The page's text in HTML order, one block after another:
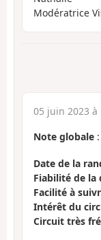
Modératrice
05 juin 2023 à
Note globale :
Date de la
Fiabilité de la
Facilité à
Intérêt du
Circuit très